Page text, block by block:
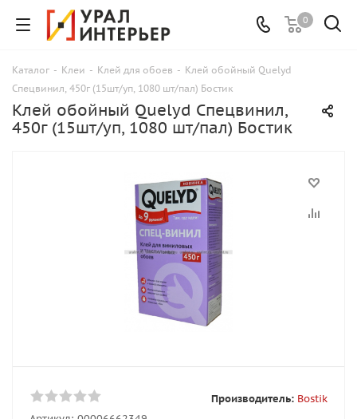
0
Каталог - Клеи - Клей для обоев - Клей обойный Quelyd
Спецвинил, 450г (15шт/уп, 1080 шт/пал) Бостик
Клей обойный Quelyd Спецвинил,
450г (15шт/уп, 1080 шт/пал) Бостик
Производитель: Bostik